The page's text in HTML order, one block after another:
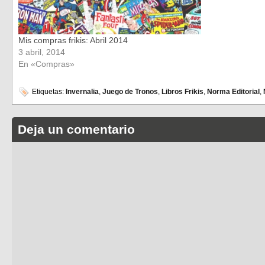
Mis compras frikis: Abril 2014
3 abril, 2014
En «Compras»
Etiquetas: Invernalia, Juego de Tronos, Libros Frikis, Norma Editorial ,
Deja un comentario